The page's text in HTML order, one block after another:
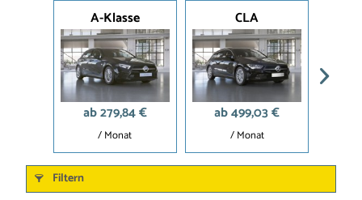
A-Klasse
ab 279,84 €
/ Monat
CLA
ab 499,03 €
/ Monat
Filtern